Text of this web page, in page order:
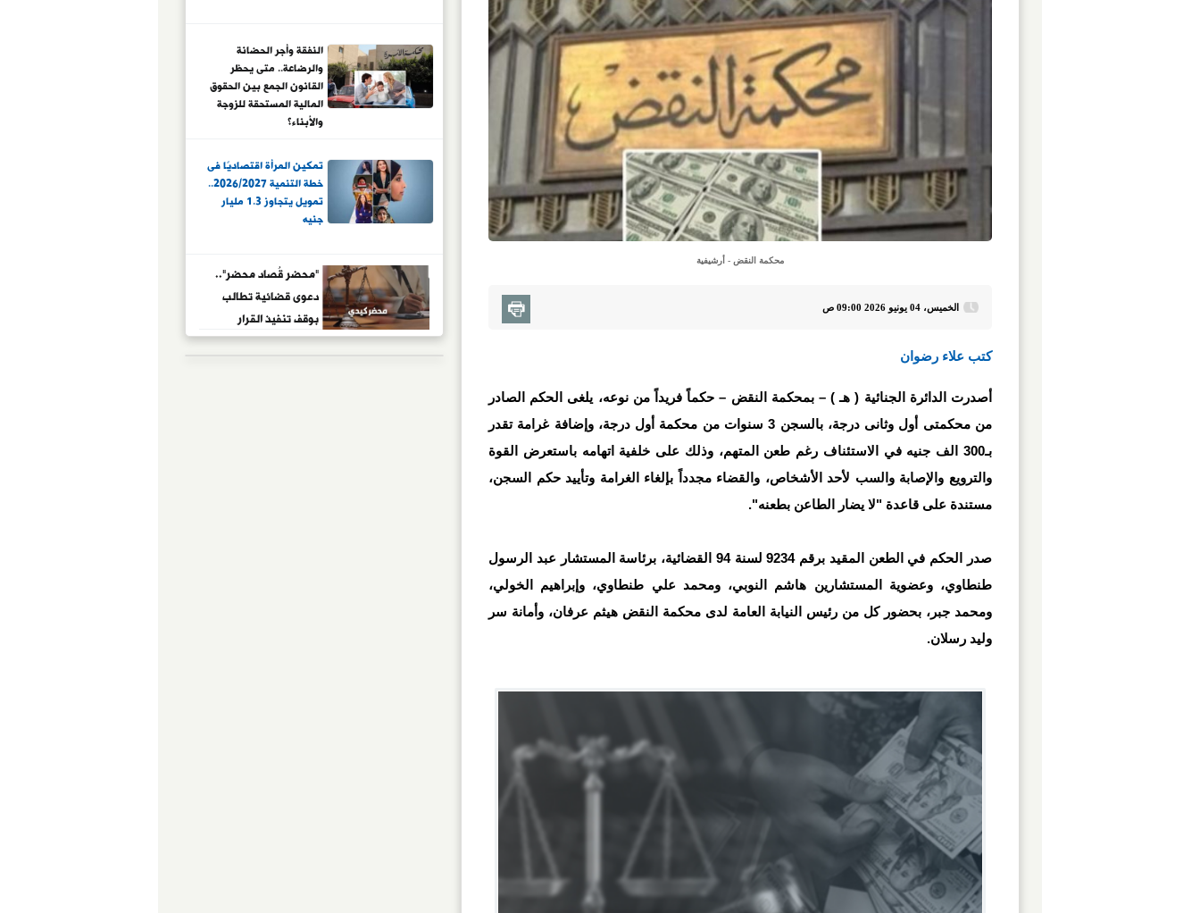
محكمة النقض - أرشيفية
الخميس، 04 يونيو 2026 09:00 ص
كتب علاء رضوان
أصدرت الدائرة الجنائية ( هـ ) – بمحكمة النقض – حكماً فريداً من نوعه، يلغى الحكم الصادر
من محكمتى أول وثانى درجة، بالسجن 3 سنوات من محكمة أول درجة، وإضافة غرامة تقدر
بـ300 الف جنيه في الاستئناف رغم طعن المتهم، وذلك على خلفية اتهامه باستعرض القوة
والترويع والإصابة والسب لأحد الأشخاص، والقضاء مجدداً بإلغاء الغرامة وتأييد حكم السجن،
مستندة على قاعدة "لا يضار الطاعن بطعنه".
صدر الحكم في الطعن المقيد برقم 9234 لسنة 94 القضائية، برئاسة المستشار عبد الرسول
طنطاوي، وعضوية المستشارين هاشم النوبي، ومحمد علي طنطاوي، وإبراهيم الخولي،
ومحمد جبر، بحضور كل من رئيس النيابة العامة لدى محكمة النقض هيثم عرفان، وأمانة سر
وليد رسلان.
النفقة وأجر الحضانة
والرضاعة.. متى يحظر
القانون الجمع بين الحقوق
المالية المستحقة للزوجة
والأبناء؟
تمكين المرأة اقتصاديًا فى
خطة التنمية 2026/2027..
تمويل يتجاوز 1.3 مليار
جنيه
"محضر قُصاد محضر"..
دعوى قضائية تطالب
بوقف تنفيذ القرار
الإدارى باحتجاز أطراف